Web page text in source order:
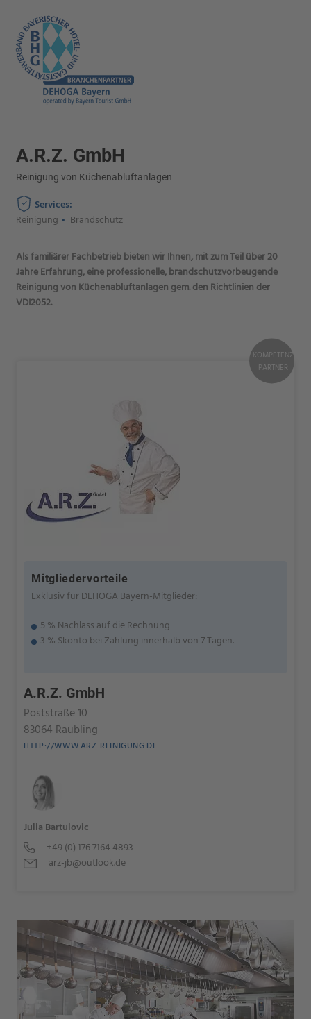
KOMPETENZ
PARTNER
Mitgliedervorteile
Exklusiv für DEHOGA Bayern-Mitglieder:
5 % Nachlass auf die Rechnung
3 % Skonto bei Zahlung innerhalb von 7 Tagen.
A.R.Z. GmbH
Poststraße 10
83064 Raubling
HTTP://WWW.ARZ-REINIGUNG.DE
Julia Bartulovic
+49 (0) 176 7164 4893
arz-jb@outlook.de
A.R.Z. GmbH
Reinigung von Küchenabluftanlagen
Services:
Reinigung
Brandschutz
Als familiärer Fachbetrieb bieten wir Ihnen, mit zum Teil über 20
Jahre Erfahrung, eine professionelle, brandschutzvorbeugende
Reinigung von Küchenabluftanlagen gem. den Richtlinien der
VDI2052.